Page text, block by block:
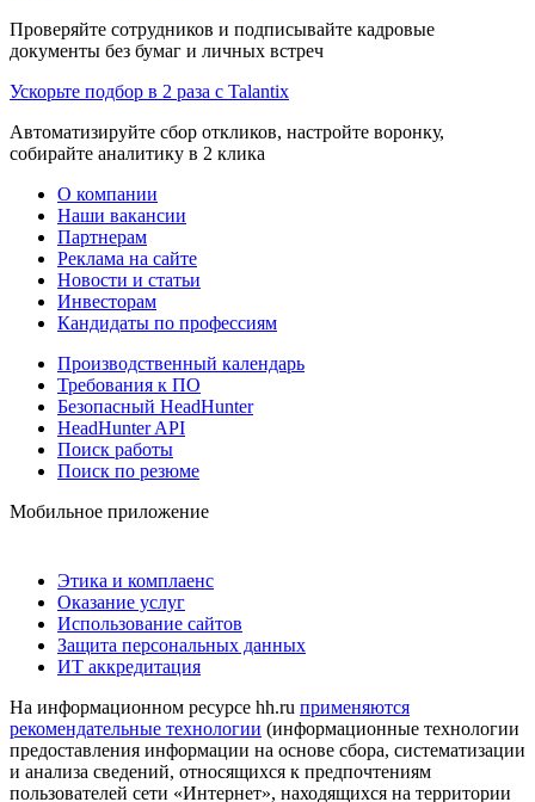
Проверяйте сотрудников и подписывайте кадровые
документы без бумаг и личных встреч
Ускорьте подбор в 2 раза с Talantix
Автоматизируйте сбор откликов, настройте воронку,
собирайте аналитику в 2 клика
О компании
Наши вакансии
Партнерам
Реклама на сайте
Новости и статьи
Инвесторам
Кандидаты по профессиям
Производственный календарь
Требования к ПО
Безопасный HeadHunter
HeadHunter API
Поиск работы
Поиск по резюме
Мобильное приложение
Этика и комплаенс
Оказание услуг
Использование сайтов
Защита персональных данных
ИТ аккредитация
На информационном ресурсе hh.ru применяются
рекомендательные технологии (информационные технологии
предоставления информации на основе сбора, систематизации
и анализа сведений, относящихся к предпочтениям
пользователей сети «Интернет», находящихся на территории